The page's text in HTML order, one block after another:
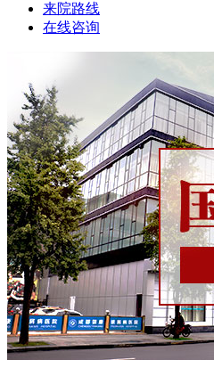
来院路线
在线咨询